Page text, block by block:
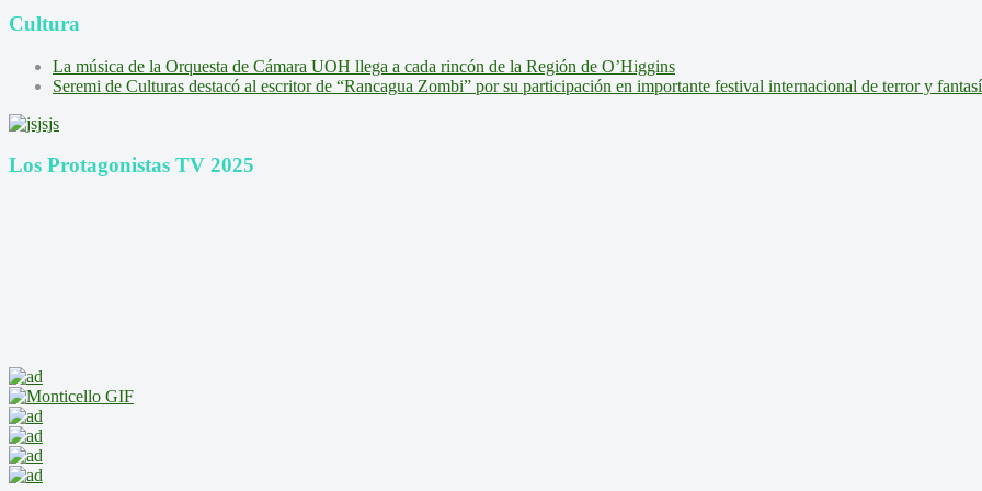
Cultura
La música de la Orquesta de Cámara UOH llega a cada rincón de la Región de O’Higgins
Seremi de Culturas destacó al escritor de “Rancagua Zombi” por su participación en importante festival internacional de terror y
Los Protagonistas TV 2025